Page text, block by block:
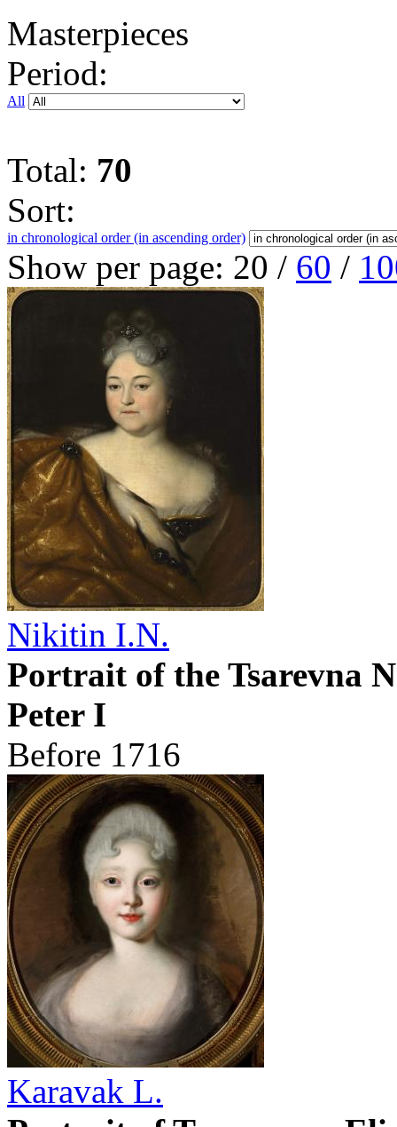
Masterpieces
Period:
All
Total: 70
Sort:
in chronological order (in ascending order)
Show per page: 20 / 60 /
Nikitin I.N.
Portrait of the Tsarevna
Peter I
Before 1716
Karavak L.